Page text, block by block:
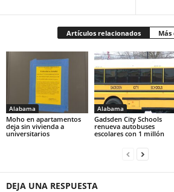
Artículos relacionados
Alabama
Moho en apartamentos
deja sin vivienda a
universitarios
Alabama
Gadsden City Schools
renueva autobuses
escolares con 1 millón
DEJA UNA RESPUESTA